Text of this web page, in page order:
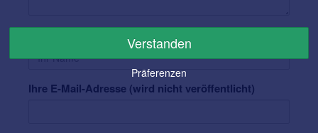
Ihre E-Mail-Adresse (wird nicht veröffentlicht)
Verstanden
Präferenzen